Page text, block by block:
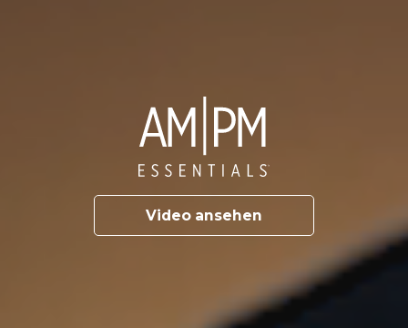
Video ansehen